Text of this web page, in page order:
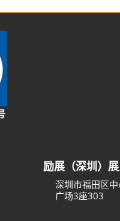
励展（深圳）
深圳市福田区
广场3座303